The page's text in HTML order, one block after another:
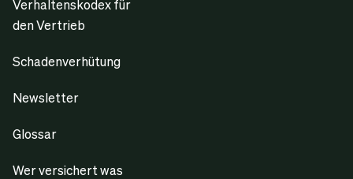
Verhaltenskodex für
den Vertrieb
Schadenverhütung
Newsletter
Glossar
Wer versichert was